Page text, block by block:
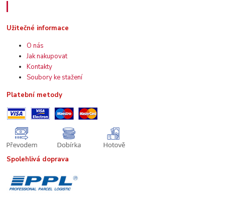
Užitečné informace
O nás
Jak nakupovat
Kontakty
Soubory ke stažení
Platební metody
Spolehlivá doprava